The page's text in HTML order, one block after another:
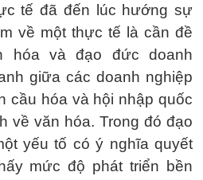
tế đã đến lúc hướng sự
về một thực tế là cần đề
hóa và đạo đức doanh
giữa các doanh nghiệp
cầu hóa và hội nhập quốc
về văn hóa. Trong đó đạo
yếu tố có ý nghĩa quyết
mức độ phát triển bền